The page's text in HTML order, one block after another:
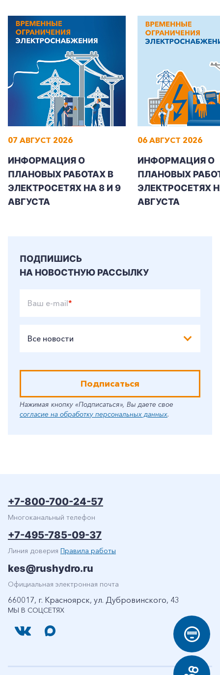
07 АВГУСТ 2026
ИНФОРМАЦИЯ О
ПЛАНОВЫХ РАБОТАХ В
ЭЛЕКТРОСЕТЯХ НА 8 И 9
АВГУСТА
06 АВГУСТ 2026
ИНФОРМАЦИЯ О
ПЛАНОВЫХ
ЭЛЕКТРОСЕТЯХ
АВГУСТА
ПОДПИШИСЬ
НА НОВОСТНУЮ РАССЫЛКУ
Ваш e-mail*
Все новости
Подписаться
Нажимая кнопку «Подписаться», Вы даете свое
согласие на обработку персональных данных.
МЫ В СОЦСЕТЯХ
+7-800-700-24-57
Многоканальный телефон
+7-495-785-09-37
Линия доверия Правила работы
kes@rushydro.ru
Официальная электронная почта
660017, г. Красноярск, ул. Дубровинского, 43